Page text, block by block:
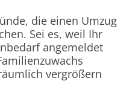
die einen Umzug
Sei es, weil Ihr
angemeldet
vergrößern